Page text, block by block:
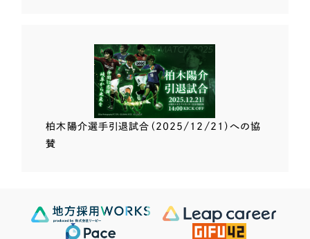
柏木陽介選手引退試合（2025/12/21）への協
賛